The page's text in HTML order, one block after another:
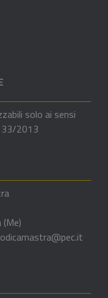
solo ai sensi
33/2013